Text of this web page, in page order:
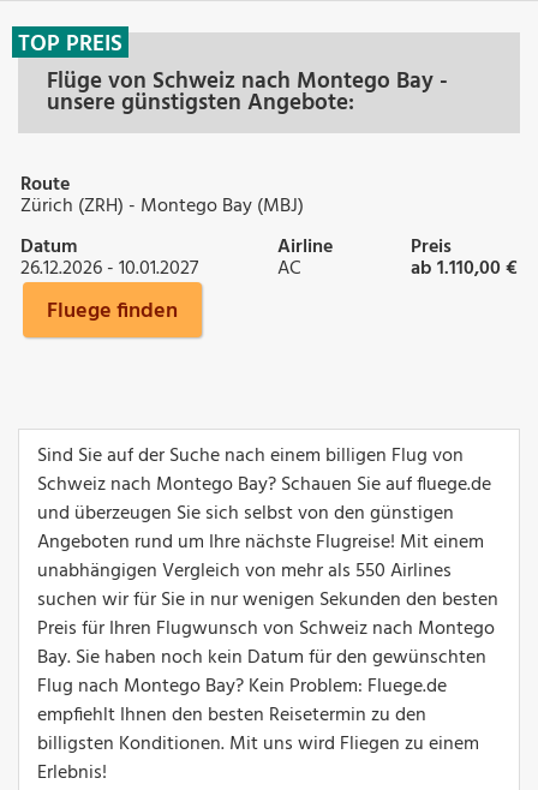
Flüge von Schweiz nach Montego Bay -
unsere günstigsten Angebote:
TOP PREIS
Route
Zürich (ZRH) - Montego Bay (MBJ)
Datum
26.12.2026 - 10.01.2027
Airline
AC
Preis
ab 1.110,00 €
Fluege finden
Sind Sie auf der Suche nach einem billigen Flug von
Schweiz nach Montego Bay? Schauen Sie auf fluege.de
und überzeugen Sie sich selbst von den günstigen
Angeboten rund um Ihre nächste Flugreise! Mit einem
unabhängigen Vergleich von mehr als 550 Airlines
suchen wir für Sie in nur wenigen Sekunden den besten
Preis für Ihren Flugwunsch von Schweiz nach Montego
Bay. Sie haben noch kein Datum für den gewünschten
Flug nach Montego Bay? Kein Problem: Fluege.de
empfiehlt Ihnen den besten Reisetermin zu den
billigsten Konditionen. Mit uns wird Fliegen zu einem
Erlebnis!